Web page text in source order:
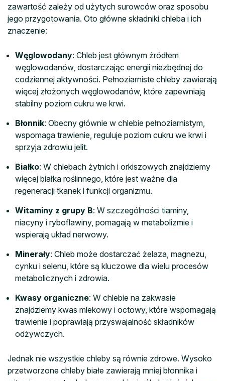
zawartość zależy od użytych surowców oraz sposobu
jego przygotowania. Oto główne składniki chleba i ich
znaczenie:
Węglowodany: Chleb jest głównym źródłem
węglowodanów, dostarczając energii niezbędnej do
codziennej aktywności. Pełnoziarniste chleby zawierają
więcej złożonych węglowodanów, które zapewniają
stabilny poziom cukru we krwi.
Błonnik: Obecny głównie w chlebie pełnoziarnistym,
wspomaga trawienie, reguluje poziom cukru we krwi i
sprzyja zdrowiu jelit.
Białko: W chlebach żytnich i orkiszowych znajdziemy
więcej białka roślinnego, które jest ważne dla
regeneracji tkanek i funkcji organizmu.
Witaminy z grupy B: W szczególności tiaminy,
niacyny i ryboflawiny, pomagają w metabolizmie i
wspierają układ nerwowy.
Minerały: Chleb może dostarczać żelaza, magnezu,
cynku i selenu, które są kluczowe dla wielu procesów
metabolicznych i zdrowia.
Kwasy organiczne: W chlebie na zakwasie
znajdziemy kwas mlekowy i octowy, które wspomagają
trawienie i poprawiają przyswajalność składników
odżywczych.
Jednak nie wszystkie chleby są równie zdrowe. Wysoko
przetworzone chleby białe zawierają mniej błonnika i